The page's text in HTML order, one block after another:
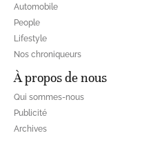
Automobile
People
Lifestyle
Nos chroniqueurs
À propos de nous
Qui sommes-nous
Publicité
Archives